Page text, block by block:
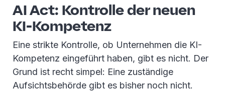
AI Act: Kontrolle der neuen
KI-Kompetenz
Eine strikte Kontrolle, ob Unternehmen die KI-
Kompetenz eingeführt haben, gibt es nicht. Der
Grund ist recht simpel: Eine zuständige
Aufsichtsbehörde gibt es bisher noch nicht.